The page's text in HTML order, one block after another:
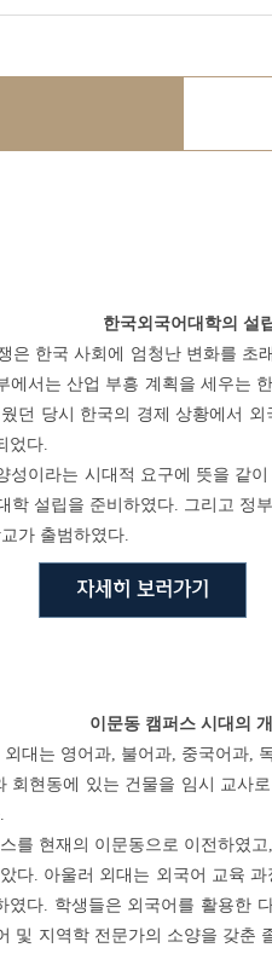
한국외국어대학의 설립
한국 사회에 엄청난 변화를 초
서는 산업 부흥 계획을 세우는
던 당시 한국의 경제 상황에서
었다.
이라는 시대적 요구에 뜻을 같
설립을 준비하였다. 그리고 정
가 출범하였다.
자세히 보러가기
이문동 캠퍼스 시대의
대는 영어과, 불어과, 중국어과,
회현동에 있는 건물을 임시 교사
를 현재의 이문동으로 이전하였
다. 아울러 외대는 외국어 교육
다. 학생들은 외국어를 활용한
및 지역학 전문가의 소양을 갖춘